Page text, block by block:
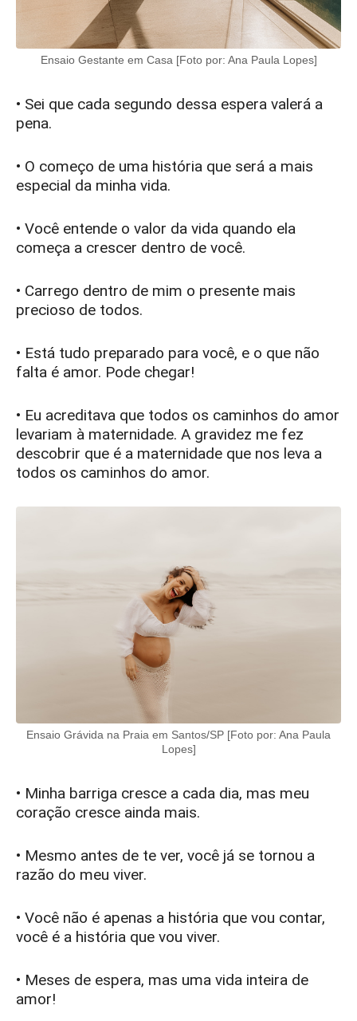
Ensaio Gestante em Casa [Foto por: Ana Paula Lopes]
• Sei que cada segundo dessa espera valerá a
pena.
• O começo de uma história que será a mais
especial da minha vida.
• Você entende o valor da vida quando ela
começa a crescer dentro de você.
• Carrego dentro de mim o presente mais
precioso de todos.
• Está tudo preparado para você, e o que não
falta é amor. Pode chegar!
• Eu acreditava que todos os caminhos do amor
levariam à maternidade. A gravidez me fez
descobrir que é a maternidade que nos leva a
todos os caminhos do amor.
Ensaio Grávida na Praia em Santos/SP [Foto por: Ana Paula
Lopes]
• Minha barriga cresce a cada dia, mas meu
coração cresce ainda mais.
• Mesmo antes de te ver, você já se tornou a
razão do meu viver.
• Você não é apenas a história que vou contar,
você é a história que vou viver.
• Meses de espera, mas uma vida inteira de
amor!